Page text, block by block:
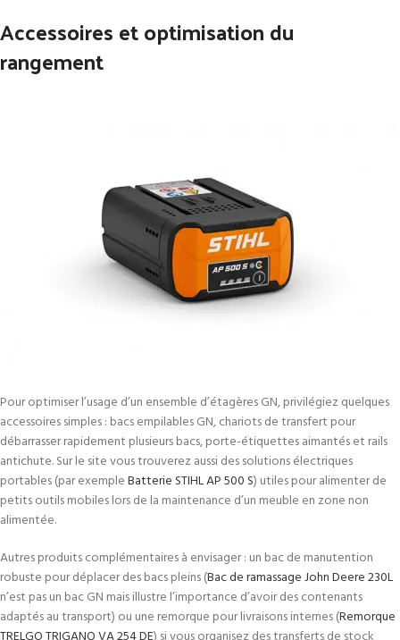
Accessoires et optimisation du
rangement
Pour optimiser l’usage d’un ensemble d’étagères GN, privilégiez quelques
accessoires simples : bacs empilables GN, chariots de transfert pour
débarrasser rapidement plusieurs bacs, porte-étiquettes aimantés et rails
antichute. Sur le site vous trouverez aussi des solutions électriques
portables (par exempleBatterie STIHL AP 500 S) utiles pour alimenter de
petits outils mobiles lors de la maintenance d’un meuble en zone non
alimentée.
Autres produits complémentaires à envisager : un bac de manutention
robuste pour déplacer des bacs pleins (Bac de ramassage John Deere 230L
n’est pas un bac GN mais illustre l’importance d’avoir des contenants
adaptés au transport) ou une remorque pour livraisons internes (Remorque